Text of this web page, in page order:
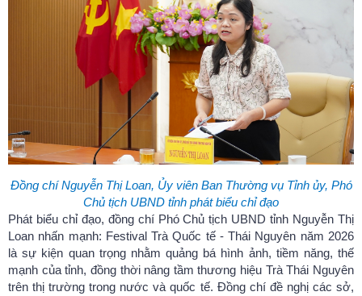
Đồng chí Nguyễn Thị Loan, Ủy viên Ban Thường vụ Tỉnh ủy, Phó
Chủ tịch UBND tỉnh phát biểu chỉ đạo
Phát biểu chỉ đạo, đồng chí Phó Chủ tịch UBND tỉnh Nguyễn Thị
Loan nhấn mạnh: Festival Trà Quốc tế - Thái Nguyên năm 2026
là sự kiện quan trọng nhằm quảng bá hình ảnh, tiềm năng, thế
mạnh của tỉnh, đồng thời nâng tầm thương hiệu Trà Thái Nguyên
trên thị trường trong nước và quốc tế. Đồng chí đề nghị các sở,